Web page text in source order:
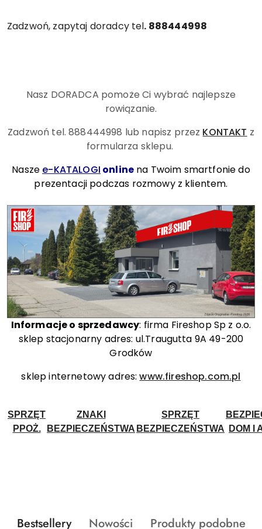
Zadzwoń, zapytaj doradcy tel. 888444998
Nasz DORADCA pomoże Ci wybrać najlepsze
rowiązanie.
Zadzwoń tel. 888444998 lub napisz przez KONTAKT z
formularza sklepu.
Nasze e-KATALOGI online na Twoim smartfonie do
prezentacji podczas rozmowy z klientem.
Informacje o sprzedawcy: firma Fireshop Sp z o.o.
sklep stacjonarny adres: ul.Traugutta 9A 49-200
Grodków
sklep internetowy adres:www.fireshop.com.pl
SPRZĘT
PPOŻ.
ZNAKI
BEZPIECZEŃSTWA
SPRZĘT
BEZPIECZEŃSTWA
DOM I
Produkty
Bestsellery Produkty
Nowości Produkty
Produkty podobne